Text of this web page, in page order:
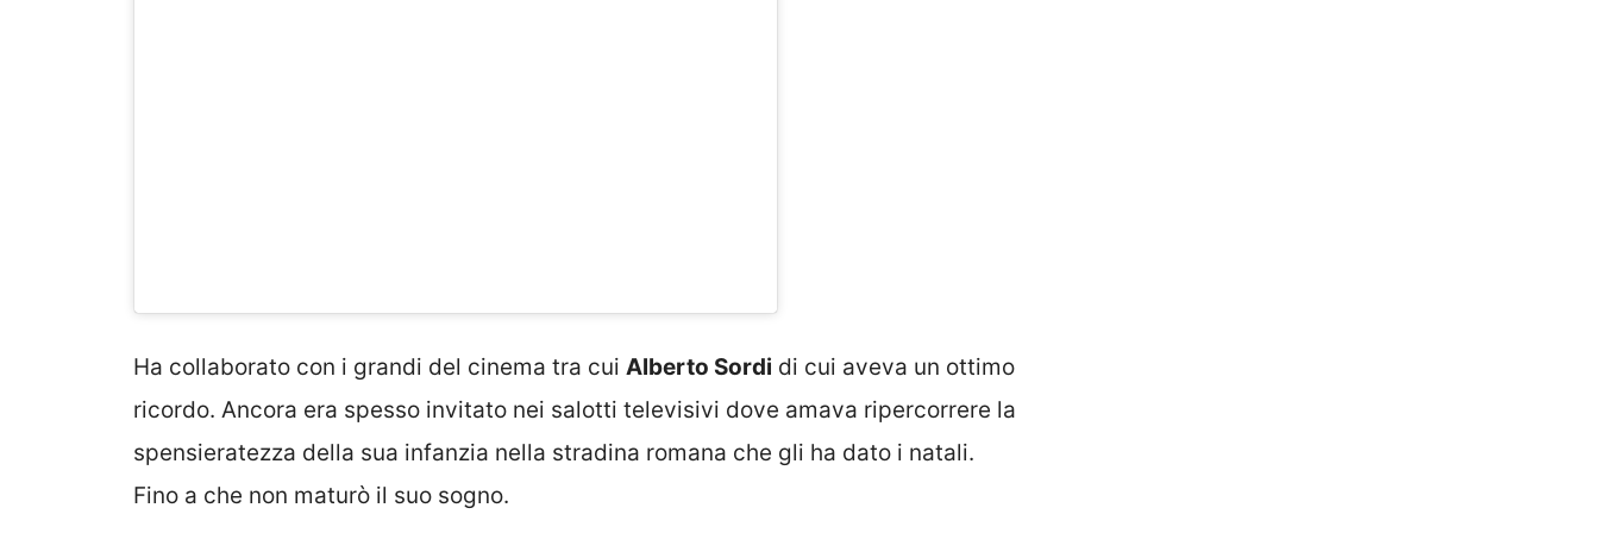
Ha collaborato con i grandi del cinema tra cui Alberto Sordi di cui aveva un ottimo
ricordo. Ancora era spesso invitato nei salotti televisivi dove amava ripercorrere la
spensieratezza della sua infanzia nella stradina romana che gli ha dato i natali.
Fino a che non maturò il suo sogno.